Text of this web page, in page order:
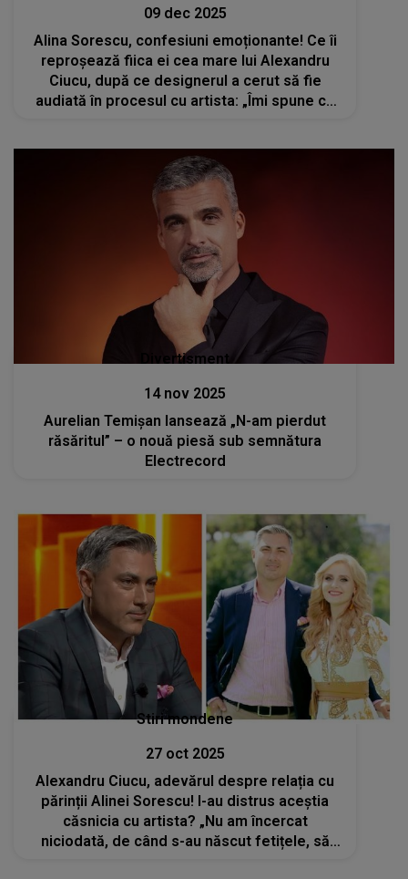
09 dec 2025
Alina Sorescu, confesiuni emoționante! Ce îi
reproșează fiica ei cea mare lui Alexandru
Ciucu, după ce designerul a cerut să fie
audiată în procesul cu artista: „Îmi spune că
Divertisment
14 nov 2025
Aurelian Temișan lansează „N-am pierdut
răsăritul” – o nouă piesă sub semnătura
Electrecord
Stiri mondene
27 oct 2025
Alexandru Ciucu, adevărul despre relația cu
părinții Alinei Sorescu! I-au distrus aceștia
căsnicia cu artista? „Nu am încercat
niciodată, de când s-au născut fetițele, să